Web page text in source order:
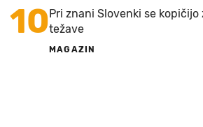
10Pri znani Slovenki se
težave
MAGAZIN